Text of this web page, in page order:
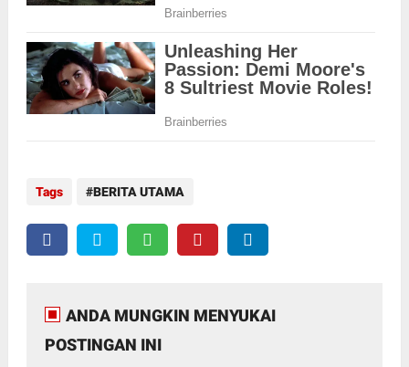
Tags BERITA UTAMA
ANDA MUNGKIN MENYUKAI
POSTINGAN INI